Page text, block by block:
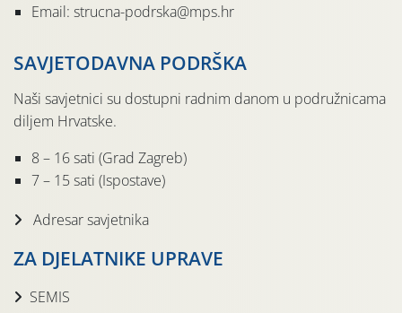
Email: strucna-podrska@mps.hr
SAVJETODAVNA PODRŠKA
Naši savjetnici su dostupni radnim danom u podružnicama
diljem Hrvatske.
8 – 16 sati (Grad Zagreb)
7 – 15 sati (Ispostave)
Adresar savjetnika
ZA DJELATNIKE UPRAVE
SEMIS